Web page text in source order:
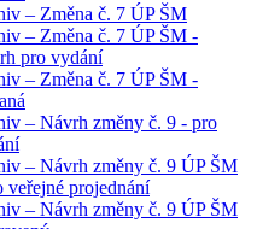
– Změna č. 7 ÚP ŠM
– Změna č. 7 ÚP ŠM -
pro vydání
– Změna č. 7 ÚP ŠM -
– Návrh změny č. 9 - pro
– Návrh změny č. 9 ÚP ŠM
veřejné projednání
– Návrh změny č. 9 ÚP ŠM